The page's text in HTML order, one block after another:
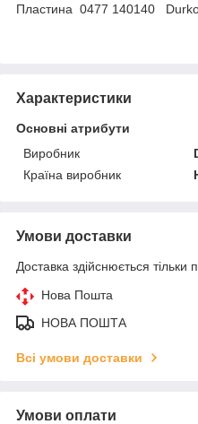
Пластина 0477 140140
Характеристики
Основні атрибути
Виробник
Країна виробник
Умови доставки
Доставка здійснюється тільки
Нова Пошта
НОВА ПОШТА
Всі умови доставки
Умови оплати